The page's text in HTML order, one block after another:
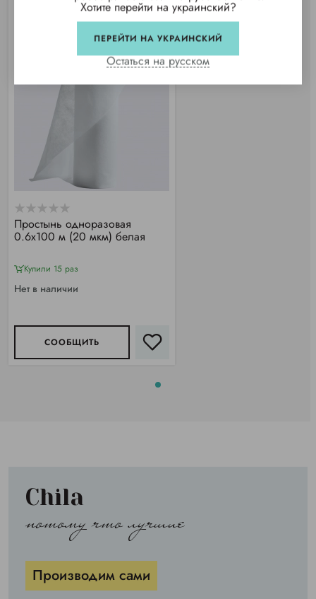
Простынь одноразовая
0.6х100 м (20 мкм) белая
Купили 15 раз
Нет в наличии
СООБЩИТЬ
Chila
потому что лучшие
Производим сами
Хотите перейти на украинский?
ПЕРЕЙТИ НА УКРАИНСКИЙ
Остаться на русском